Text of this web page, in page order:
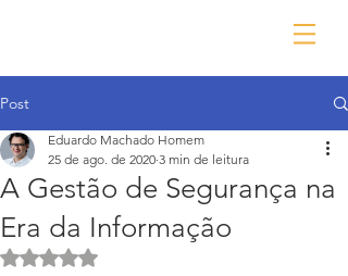
Post
A Gestão de Segurança na
Era da Informação
Eduardo Machado Homem
25 de ago. de 2020 3 min de leitura
Avaliado com NaN de 5 estrelas.